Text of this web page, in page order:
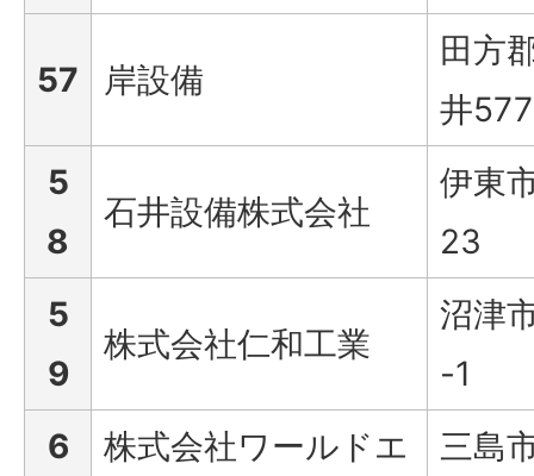
57 岸設備
田方
井
5
8
石井設備株式会社
伊東
23
5
9
株式会社仁和工業
沼津
-1
6
株式会社ワールドエ
三島